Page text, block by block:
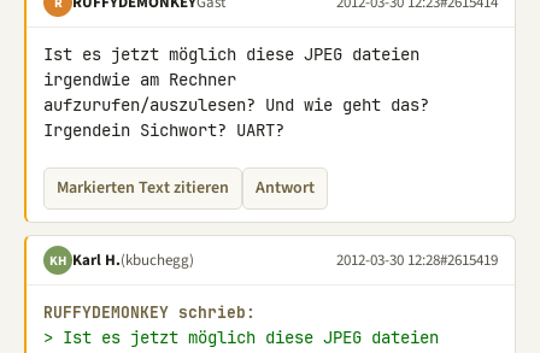
Ist es jetzt möglich diese JPEG dateien
irgendwie am Rechner
aufzurufen/auszulesen? Und wie geht das?
Irgendein Sichwort? UART?
Markierten Text zitieren Antwort
KH Karl H.(kbuchegg) 2012-03-30 12:28#2615419
RUFFYDEMONKEY schrieb:
> Ist es jetzt möglich diese JPEG dateien